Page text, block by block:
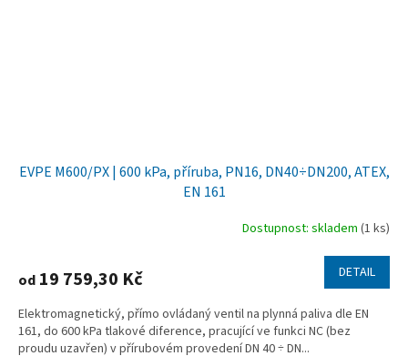
EVPE M600/PX | 600 kPa, příruba, PN16, DN40÷DN200, ATEX,
EN 161
Dostupnost: skladem (1 ks)
od 19 759,30 Kč DETAIL
Elektromagnetický, přímo ovládaný ventil na plynná paliva dle EN
161, do 600 kPa tlakové diference, pracující ve funkci NC (bez
proudu uzavřen) v přírubovém provedení DN 40 ÷ DN...